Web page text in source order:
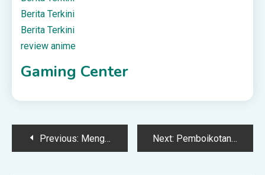
Berita Terkini
Berita Terkini
review anime
Gaming Center
PostPrevious: Mengeraskan Zikir Saat Mengiringi Jenazah Next: Pemboikotan di Jaman Nabi – Syariah Online DepokSyariah Online Depok